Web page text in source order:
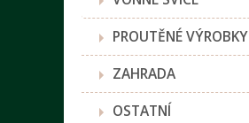
PROUTĚNÉ VÝROBKY
ZAHRADA
OSTATNÍ